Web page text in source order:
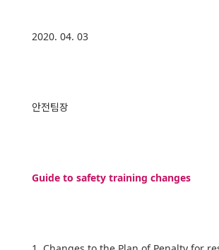
2020. 04. 03
안전팀장
Guide to safety training changes